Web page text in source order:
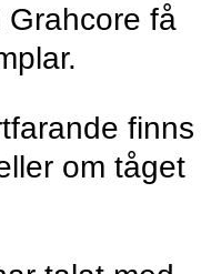
Grahcore få
finns
om tåget